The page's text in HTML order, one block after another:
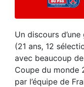
Un discours
(21 ans, 12
avec beaucoup
Coupe du monde
par l’équipe de